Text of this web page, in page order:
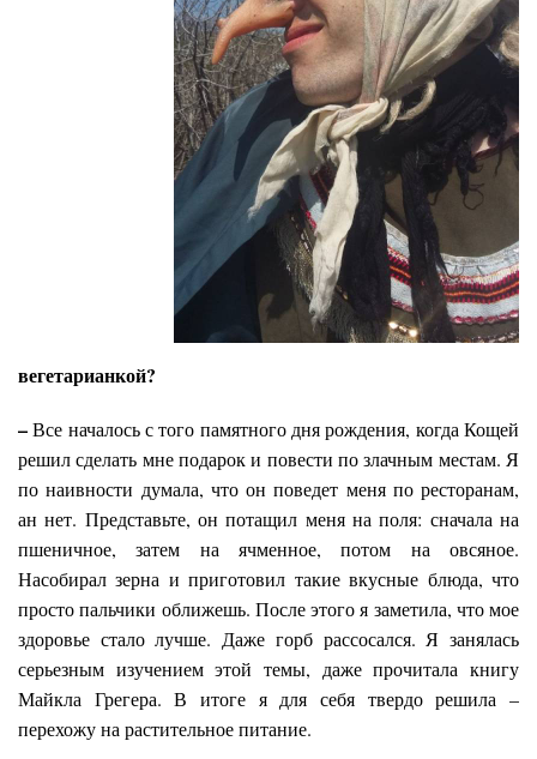
вегетарианкой?
–Все началось с того памятного дня рождения, когда Кощей
решил сделать мне подарок и повести по злачным местам. Я
по наивности думала, что он поведет меня по ресторанам,
ан нет. Представьте, он потащил меня на поля: сначала на
пшеничное, затем на ячменное, потом на овсяное.
Насобирал зерна и приготовил такие вкусные блюда, что
просто пальчики оближешь. После этого я заметила, что мое
здоровье стало лучше. Даже горб рассосался. Я занялась
серьезным изучением этой темы, даже прочитала книгу
Майкла Грегера. В итоге я для себя твердо решила –
перехожу на растительное питание.